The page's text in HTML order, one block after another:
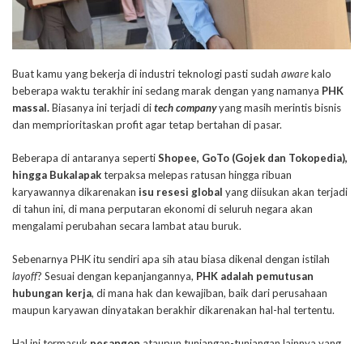
Buat kamu yang bekerja di industri teknologi pasti sudah awarekalo
beberapa waktu terakhir ini sedang marak dengan yang namanya PHK
massal.Biasanya ini terjadi ditech companyyang masih merintis bisnis
dan memprioritaskan profit agar tetap bertahan di pasar.
Beberapa di antaranya sepertiShopee, GoTo (Gojek dan Tokopedia),
hingga Bukalapakterpaksa melepas ratusan hingga ribuan
karyawannya dikarenakan isu resesi global yang diisukan akan terjadi
di tahun ini, di mana perputaran ekonomi di seluruh negara akan
mengalami perubahan secara lambat atau buruk.
Sebenarnya PHK itu sendiri apa sih atau biasa dikenal dengan istilah
layoff? Sesuai dengan kepanjangannya, PHK adalah pemutusan
hubungan kerja, di mana hak dan kewajiban, baik dari perusahaan
maupun karyawan dinyatakan berakhir dikarenakan hal-hal tertentu.